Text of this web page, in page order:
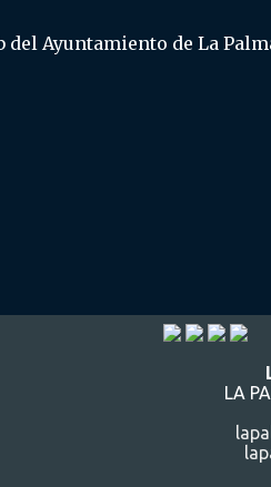
Ayuntamiento de La
LA